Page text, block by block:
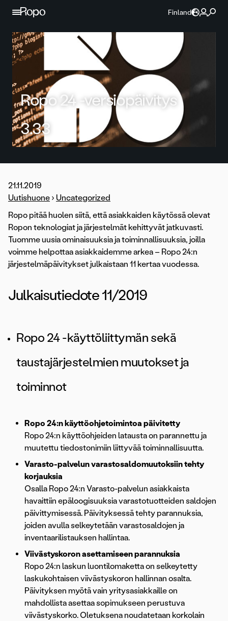
Jatka sisältöön
Finland
Ropo 24 -versiopäivitys
3.33
21.11.2019
Uutishuone › Uncategorized
Ropo pitää huolen siitä, että asiakkaiden käytössä olevat
Ropon teknologiat ja järjestelmät kehittyvät jatkuvasti.
Tuomme uusia ominaisuuksia ja toiminnallisuuksia, joilla
voimme helpottaa asiakkaidemme arkea – Ropo 24:n
järjestelmäpäivitykset julkaistaan 11 kertaa vuodessa.
Julkaisutiedote 11/2019
Ropo 24 -käyttöliittymän sekä
taustajärjestelmien muutokset ja
toiminnot
Ropo 24:n käyttöohjetoimintoa päivitetty
Ropo 24:n käyttöohjeiden latausta on parannettu ja
muutettu tiedostonimiin liittyvää toiminnallisuutta.
Varasto-palvelun varastosaldomuutoksiin tehty
korjauksia
Osalla Ropo 24:n Varasto-palvelun asiakkaista
havaittiin epäloogisuuksia varastotuotteiden saldojen
päivittymisessä. Päivityksessä tehty parannuksia,
joiden avulla selkeytetään varastosaldojen ja
inventaarilistauksen hallintaa.
Viivästyskoron asettamiseen parannuksia
Ropo 24:n laskun luontilomaketta on selkeytetty
laskukohtaisen viivästyskoron hallinnan osalta.
Päivityksen myötä vain yritysasiakkaille on
mahdollista asettaa sopimukseen perustuva
viivästyskorko. Oletuksena noudatetaan korkolain